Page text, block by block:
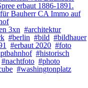
erbaut 1886-1891.
Bauherr CA Immo auf
3xn #architektur
#berlin #bild #bildhauer
#erbaut 2020 #foto
#historisch
#nachtfoto #photo
#washingtonplatz